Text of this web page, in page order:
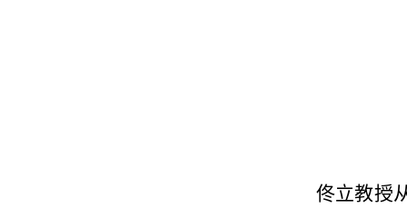
佟立教授